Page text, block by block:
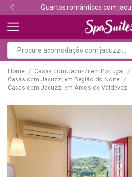
Descubra os melhores
Home / Casas com Jacuzzi em Portugal /
Casas com Jacuzzi em Região do Norte /
Casas com Jacuzzi em Arcos de Valdevez